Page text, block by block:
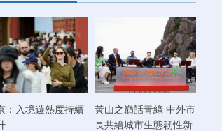
：入境遊熱度持續
黃山之巔話青綠 中外市
長共繪城市生態韌性新